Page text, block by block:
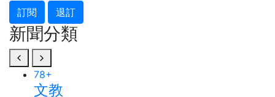
訂閱 退訂
新聞分類
78+
文教